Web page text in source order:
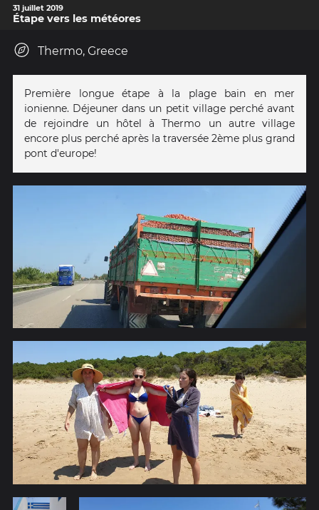
31 juillet 2019
Étape vers les météores
Thermo, Greece
Première longue étape à la plage bain en mer
ionienne. Déjeuner dans un petit village perché avant
de rejoindre un hôtel à Thermo un autre village
encore plus perché après la traversée 2ème plus grand
pont d'europe!